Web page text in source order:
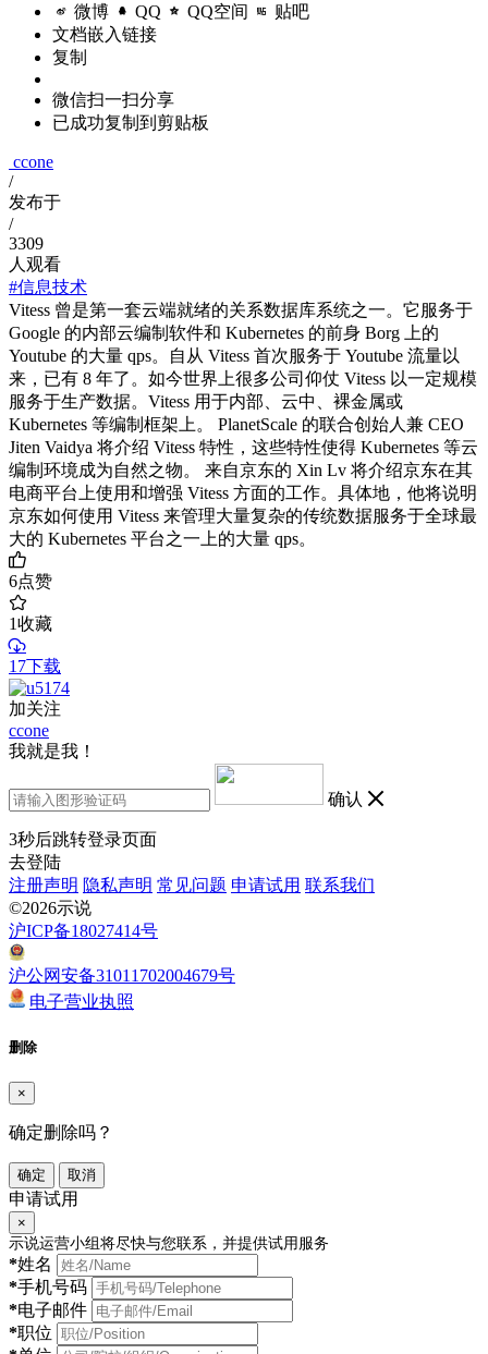
微博 QQ QQ空间 贴吧
文档嵌入链接
复制
微信扫一扫分享
已成功复制到剪贴板
ccone
/
发布于
/
3309
人观看
#信息技术
Vitess 曾是第一套云端就绪的关系数据库系统之一。它服务于
Google 的内部云编制软件和 Kubernetes 的前身 Borg 上的
Youtube 的大量 qps。自从 Vitess 首次服务于 Youtube 流量以
来，已有 8 年了。如今世界上很多公司仰仗 Vitess 以一定规模
服务于生产数据。Vitess 用于内部、云中、裸金属或
Kubernetes 等编制框架上。 PlanetScale 的联合创始人兼 CEO
Jiten Vaidya 将介绍 Vitess 特性，这些特性使得 Kubernetes 等云
编制环境成为自然之物。 来自京东的 Xin Lv 将介绍京东在其
电商平台上使用和增强 Vitess 方面的工作。具体地，他将说明
京东如何使用 Vitess 来管理大量复杂的传统数据服务于全球最
大的 Kubernetes 平台之一上的大量 qps。
6点赞
1收藏
17下载
加关注
ccone
我就是我！
确认
3秒后跳转登录页面
去登陆
注册声明 隐私声明 常见问题 申请试用 联系我们
©2026示说
沪ICP备18027414号
沪公网安备31011702004679号
电子营业执照
删除
×
确定删除吗？
确定 取消
申请试用
×
示说运营小组将尽快与您联系，并提供试用服务
*姓名
*手机号码
*电子邮件
*职位